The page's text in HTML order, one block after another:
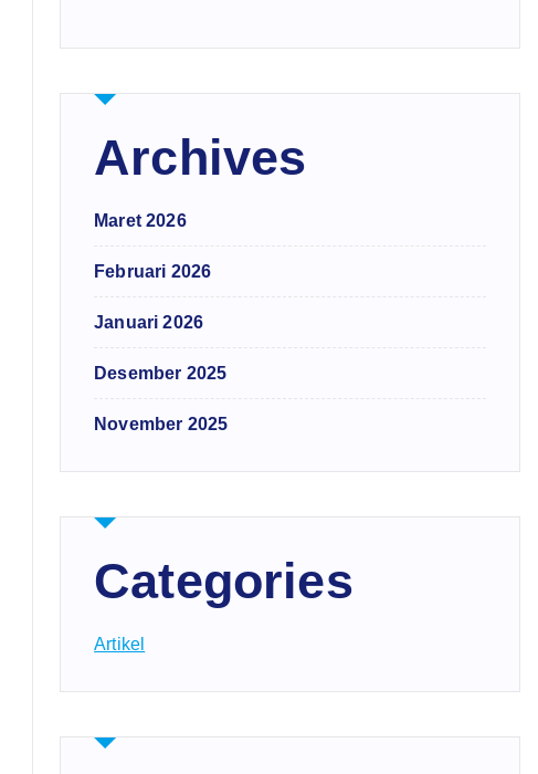
Archives
Maret 2026
Februari 2026
Januari 2026
Desember 2025
November 2025
Categories
Artikel